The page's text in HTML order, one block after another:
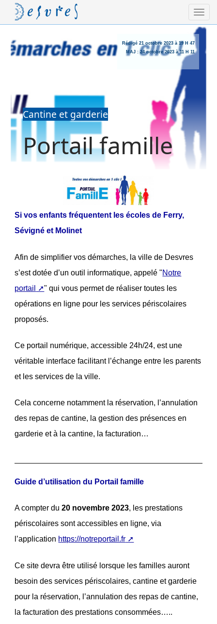
Rédigé 21 octobre 2023 à 19 H 47
MAJ :24 octobre 2023 à 11 H 11
Cantine et garderie
Portail famille
Si vos enfants fréquentent les écoles de Ferry,
Sévigné et Molinet
Afin de simplifier vos démarches, la ville de Desvres
s’est dotée d’un outil informatique, appelé "Notre
portail
" qui vous permet de réaliser toutes les
opérations en ligne pour les services périscolaires
proposés.
Ce portail numérique, accessible 24h/24, est une
véritable interface facilitant l’échange entre les parents
et les services de la ville.
Cela concerne notamment la réservation, l’annulation
des repas de cantine, la gestion des présences en
garderie et à la cantine, la facturation…
Guide d’utilisation du Portail famille
A compter du20 novembre 2023, les prestations
périscolaires sont accessibles en ligne, via
l’application https://notreportail.fr
Ce site devra être utilisé lorsque les familles auront
besoin des services périscolaires, cantine et garderie
pour la réservation, l’annulation des repas de cantine,
la facturation des prestations consommées…..